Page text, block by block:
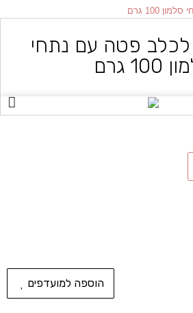
100 גרם
לכלב פטה עם נתחי
גרם
הוספה למועדפים